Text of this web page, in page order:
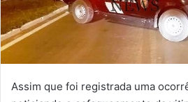
Assim que foi registrada uma